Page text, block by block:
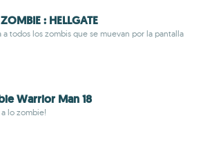
: HELLGATE
a todos los zombis que se muevan por la pantalla
Warrior Man 18
a lo zombie!